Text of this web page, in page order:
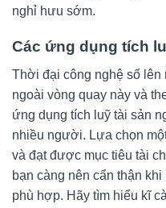
nghỉ hưu sớm.
Các ứng dụng tích
Thời đại công nghệ số lên
ngoài vòng quay này và
ứng dụng tích luỹ tài sản
nhiều người. Lựa chọn
và đạt được mục tiêu tài
bạn càng nên cẩn thận
phù hợp. Hãy tìm hiểu kĩ